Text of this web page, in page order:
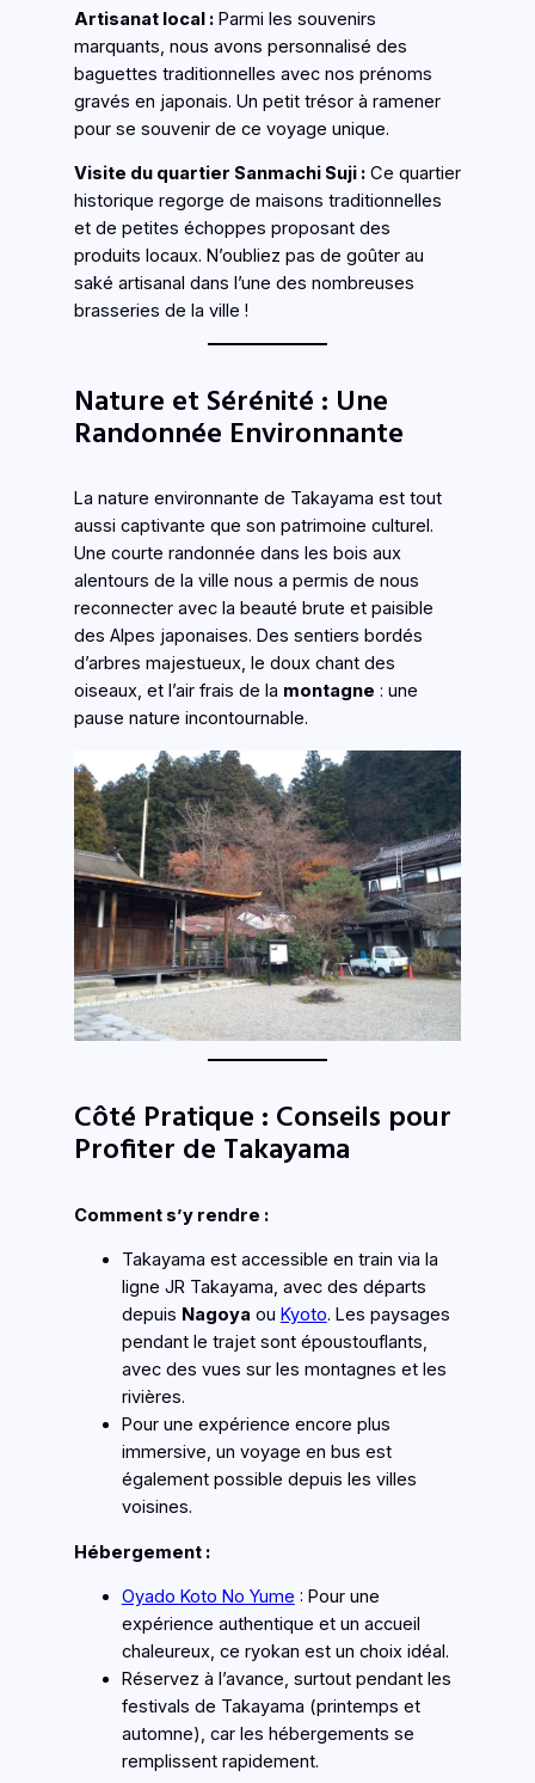
Artisanat local :Parmi les souvenirs
marquants, nous avons personnalisé des
baguettes traditionnelles avec nos prénoms
gravés en japonais. Un petit trésor à ramener
pour se souvenir de ce voyage unique.
Visite du quartier Sanmachi Suji :Ce quartier
historique regorge de maisons traditionnelles
et de petites échoppes proposant des
produits locaux. N’oubliez pas de goûter au
saké artisanal dans l’une des nombreuses
brasseries de la ville !
Nature et Sérénité : Une
Randonnée Environnante
La nature environnante de Takayama est tout
aussi captivante que son patrimoine culturel.
Une courte randonnée dans les bois aux
alentours de la ville nous a permis de nous
reconnecter avec la beauté brute et paisible
des Alpes japonaises. Des sentiers bordés
d’arbres majestueux, le doux chant des
oiseaux, et l’air frais de la montagne : une
pause nature incontournable.
Côté Pratique : Conseils pour
Profiter de Takayama
Comment s’y rendre :
Takayama est accessible en train via la
ligne JR Takayama, avec des départs
depuis Nagoya ou Kyoto. Les paysages
pendant le trajet sont époustouflants,
avec des vues sur les montagnes et les
rivières.
Pour une expérience encore plus
immersive, un voyage en bus est
également possible depuis les villes
voisines.
Hébergement :
Oyado Koto No Yume : Pour une
expérience authentique et un accueil
chaleureux, ce ryokan est un choix idéal.
Réservez à l’avance, surtout pendant les
festivals de Takayama (printemps et
automne), car les hébergements se
remplissent rapidement.